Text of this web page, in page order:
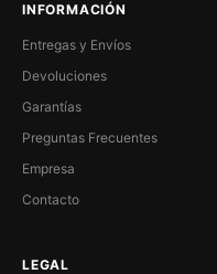
INFORMACIÓN
Entregas y Envíos
Devoluciones
Garantías
Preguntas Frecuentes
Empresa
Contacto
LEGAL